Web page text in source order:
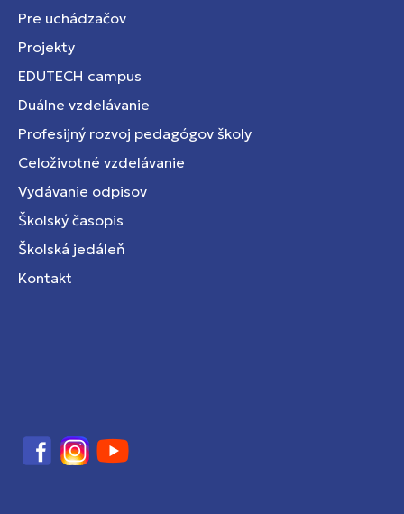
Pre uchádzačov
Projekty
EDUTECH campus
Duálne vzdelávanie
Profesijný rozvoj pedagógov školy
Celoživotné vzdelávanie
Vydávanie odpisov
Školský časopis
Školská jedáleň
Kontakt
FacebookInstagram
YouTube